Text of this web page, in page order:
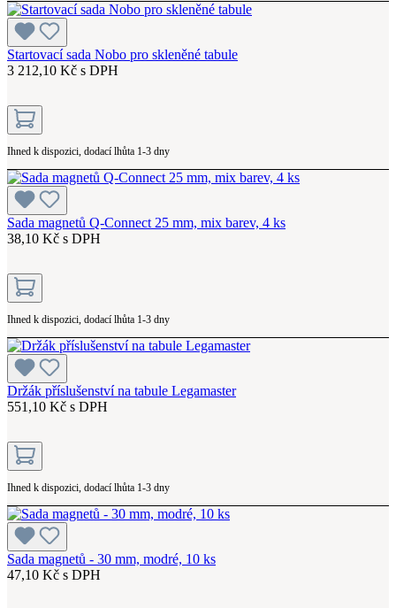
Startovací sada Nobo pro skleněné tabule
3 212,10 Kč s DPH
Ihned k dispozici, dodací lhůta 1-3 dny
Sada magnetů Q-Connect 25 mm, mix barev, 4 ks
38,10 Kč s DPH
Ihned k dispozici, dodací lhůta 1-3 dny
Držák příslušenství na tabule Legamaster
551,10 Kč s DPH
Ihned k dispozici, dodací lhůta 1-3 dny
Sada magnetů - 30 mm, modré, 10 ks
47,10 Kč s DPH